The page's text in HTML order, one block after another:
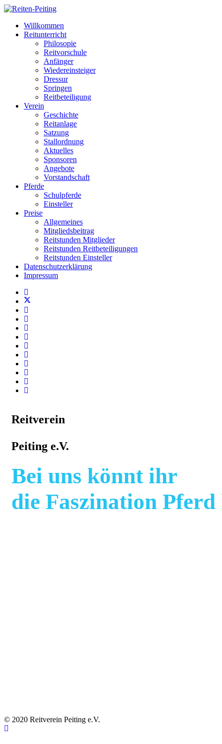
Willkommen
Reitunterricht
Philosopie
Reitvorschule
Anfänger
Wiedereinsteiger
Dressur
Springen
Reitbeteiligung
Verein
Geschichte
Reitanlage
Satzung
Stallordnung
Aktuelles
Sponsoren
Angebote
Vorstandschaft
Pferde
Schulpferde
Einsteller
Preise
Allgemeines
Mitgliedsbeitrag
Reitstunden Mitglieder
Reitstunden Reitbeteiligungen
Reitstunden Einsteller
Datenschutzerklärung
Impressum
Reitverein
Peiting e.V.
Bei uns könnt ihr
die Faszination
© 2020 Reitverein Peiting e.V.